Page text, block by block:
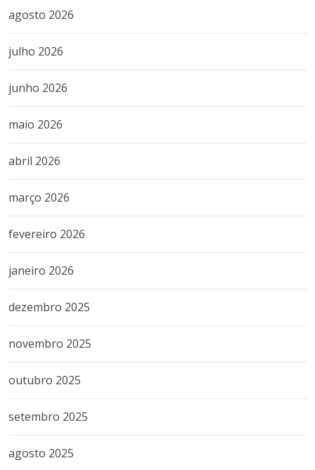
agosto 2026
julho 2026
junho 2026
maio 2026
abril 2026
março 2026
fevereiro 2026
janeiro 2026
dezembro 2025
novembro 2025
outubro 2025
setembro 2025
agosto 2025